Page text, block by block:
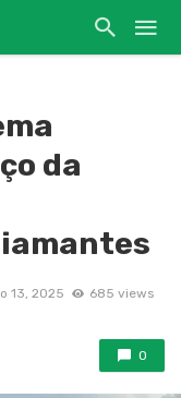
da
13, 2025 685 views
0